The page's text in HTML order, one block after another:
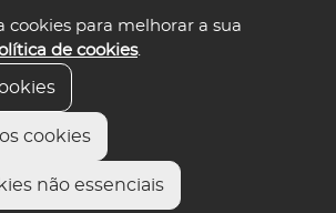
cookies para melhorar a sua
de cookies.
cookies
não essenciais